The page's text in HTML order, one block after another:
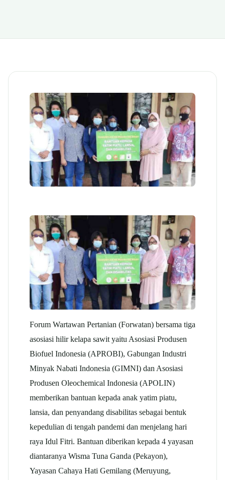
Forum Wartawan Pertanian (Forwatan) bersama tiga
asosiasi hilir kelapa sawit yaitu Asosiasi Produsen
Biofuel Indonesia (APROBI), Gabungan Industri
Minyak Nabati Indonesia (GIMNI) dan Asosiasi
Produsen Oleochemical Indonesia (APOLIN)
memberikan bantuan kepada anak yatim piatu,
lansia, dan penyandang disabilitas sebagai bentuk
kepedulian di tengah pandemi dan menjelang hari
raya Idul Fitri. Bantuan diberikan kepada 4 yayasan
diantaranya Wisma Tuna Ganda (Pekayon),
Yayasan Cahaya Hati Gemilang (Meruyung,